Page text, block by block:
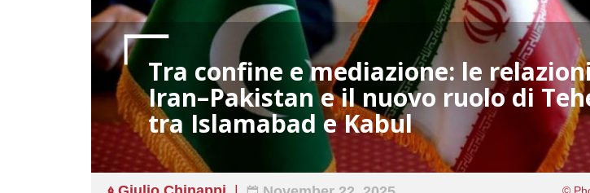
Tra confine e mediazione: le
Iran–Pakistan e il nuovo ruolo di
tra Islamabad e Kabul